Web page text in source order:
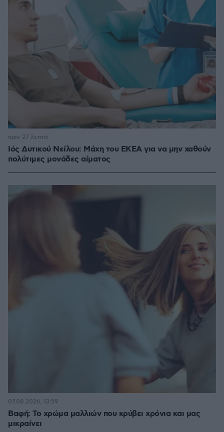
Ιός Δυτικού Νείλου: Μάχη του ΕΚΕΑ για να μην χαθούν
πολύτιμες μονάδες αίματος
πριν 27 λεπτά
Βαφή: Το χρώμα μαλλιών που κρύβει χρόνια και μας
μικραίνει
07.08.2026, 13:59